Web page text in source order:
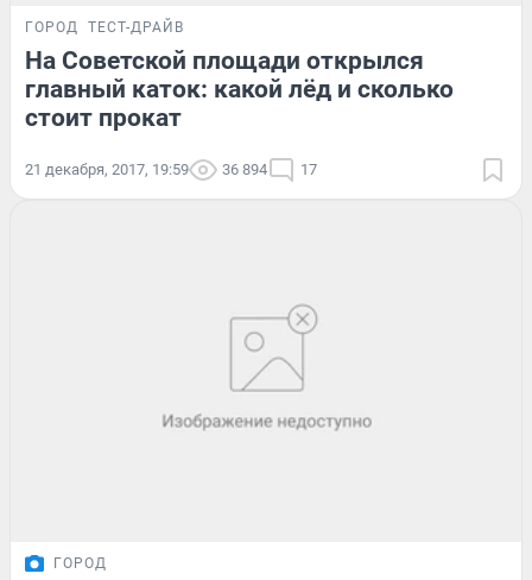
ГОРОД ТЕСТ-ДРАЙВ
На Советской площади открылся
главный каток: какой лёд и сколько
стоит прокат
21 декабря, 2017, 19:59 36 894 17
ГОРОД